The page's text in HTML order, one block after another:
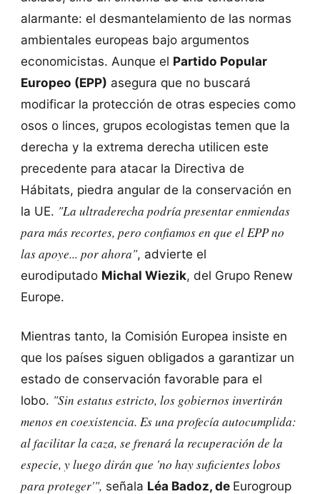
alarmante: el desmantelamiento de las normas
ambientales europeas bajo argumentos
economicistas. Aunque el Partido Popular
Europeo (EPP) asegura que no buscará
modificar la protección de otras especies como
osos o linces, grupos ecologistas temen que la
derecha y la extrema derecha utilicen este
precedente para atacar la Directiva de
Hábitats, piedra angular de la conservación en
la UE. "La ultraderecha podría presentar enmiendas
para más recortes, pero confiamos en que el EPP no
las apoye... por ahora", advierte el
eurodiputado Michal Wiezik, del Grupo Renew
Europe.
Mientras tanto, la Comisión Europea insiste en
que los países siguen obligados a garantizar un
estado de conservación favorable para el
lobo. "Sin estatus estricto, los gobiernos invertirán
menos en coexistencia. Es una profecía autocumplida:
al facilitar la caza, se frenará la recuperación de la
especie, y luego dirán que 'no hay suficientes lobos
para proteger'", señala Léa Badoz, de Eurogroup